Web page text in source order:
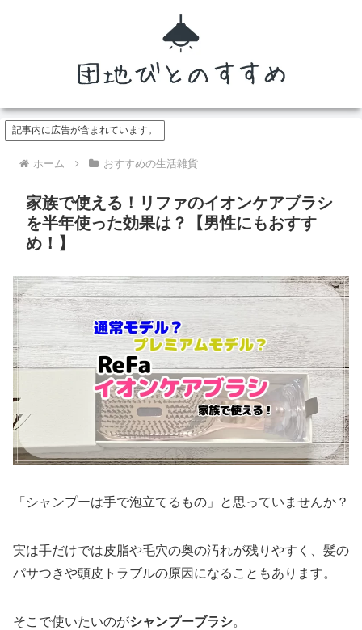
記事内に広告が含まれています。
ホーム おすすめの生活雑貨
家族で使える！リファのイオンケアブラシ
を半年使った効果は？【男性にもおすす
め！】
「シャンプーは手で泡立てるもの」と思っていませんか？
実は手だけでは皮脂や毛穴の奥の汚れが残りやすく、髪の
パサつきや頭皮トラブルの原因になることもあります。
そこで使いたいのがシャンプーブラシ。